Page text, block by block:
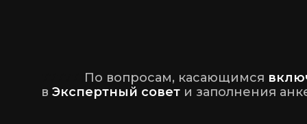
По вопросам, касающимся
в Экспертный совет и заполнения